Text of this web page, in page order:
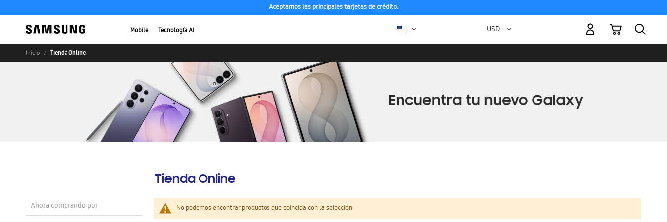
Aceptamos las principales tarjetas de crédito.
Mobile Tecnología AI Moneda
USD -
Mi carrito
Inicio Tienda Online
Tienda Online
No podemos encontrar productos que coincida con la selección.
Ahora comprando por